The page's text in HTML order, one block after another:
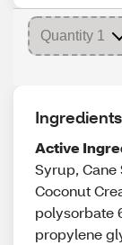
Ingredients
Active
Syrup, Cane
Coconut
polysorbate
propylene